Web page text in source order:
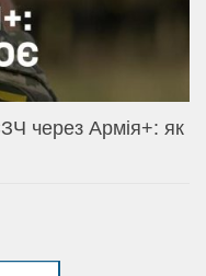
через Армія+: як